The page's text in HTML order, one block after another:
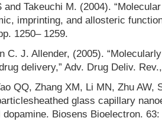
and Takeuchi M. (2004).
imprinting, and allosteric
1250– 1259.
C. J. Allender, (2005).
delivery,” Adv. Drug Deliv.
QQ, Zhang XM, Li MN, Zhu AW,
glass capillary
Biosens Bioelectron. 63: